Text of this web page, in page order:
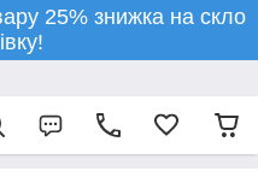
25% знижка на скло